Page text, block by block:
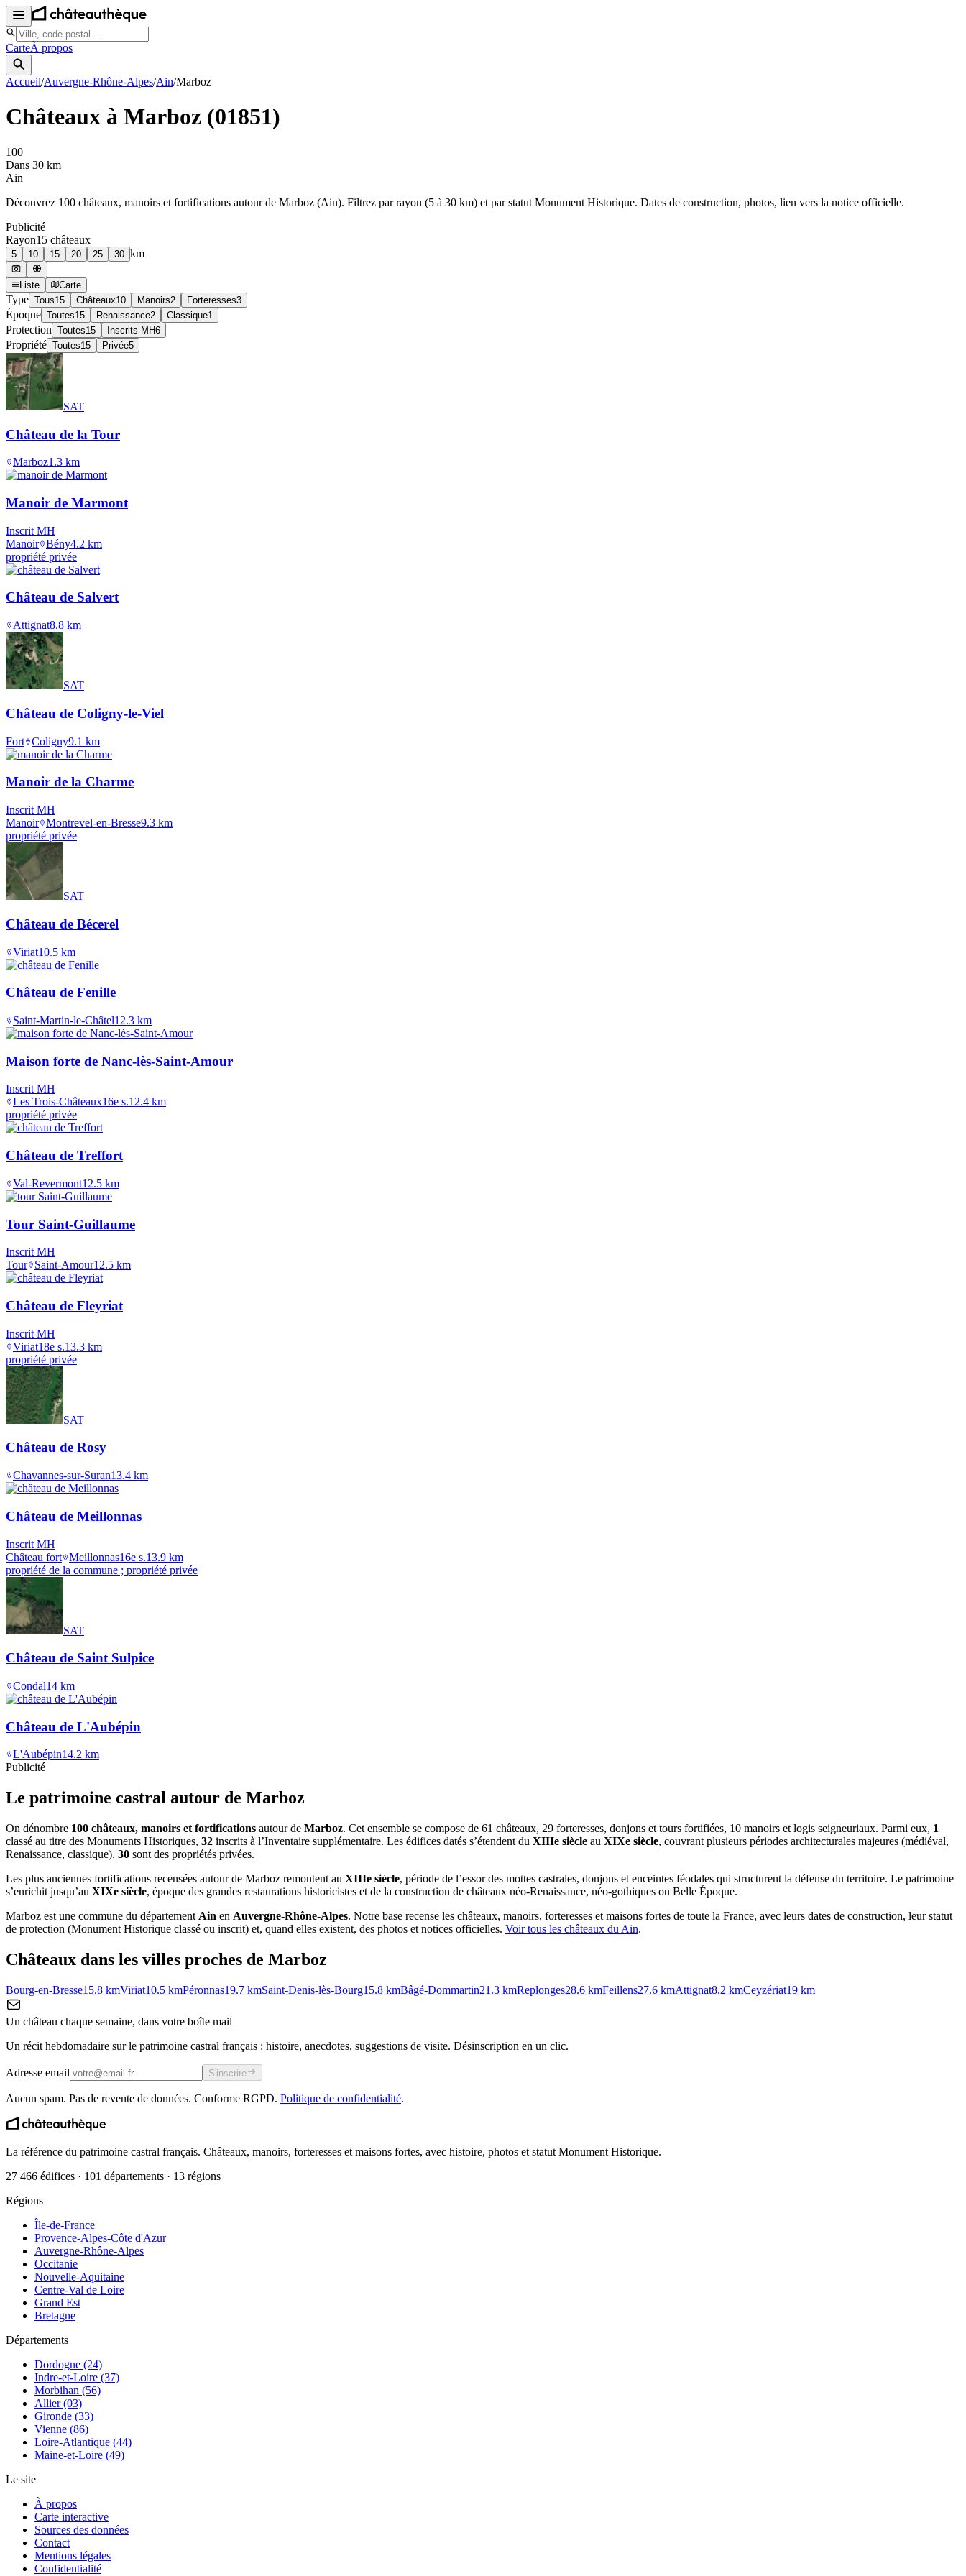
CarteÀ propos
Accueil/Auvergne-Rhône-Alpes/Ain/Marboz
Châteaux à Marboz (01851)
100
Dans 30 km
Ain
Découvrez 100 châteaux, manoirs et fortifications autour de Marboz (Ain). Filtrez par rayon (5 à 30 km) et par statut Monument Historique. Dates de construction, photos, lien vers la notice officielle.
Publicité
Rayon15 châteaux
5 10 15 20 25 30 km
Liste Carte
Type Tous15 Châteaux10 Manoirs2 Forteresses3
Époque Toutes15 Renaissance2 Classique1
Protection Toutes15 Inscrits MH6
Propriété Toutes15 Privée5
SAT
Château de la Tour
Marboz1.3 km
Manoir de Marmont
Inscrit MH
Manoir Bény4.2 km
propriété privée
Château de Salvert
Attignat8.8 km
SAT
Château de Coligny-le-Viel
Fort Coligny9.1 km
Manoir de la Charme
Inscrit MH
Manoir Montrevel-en-Bresse9.3 km
propriété privée
SAT
Château de Bécerel
Viriat10.5 km
Château de Fenille
Saint-Martin-le-Châtel12.3 km
Maison forte de Nanc-lès-Saint-Amour
Inscrit MH
Les Trois-Châteaux16e s.12.4 km
propriété privée
Château de Treffort
Val-Revermont12.5 km
Tour Saint-Guillaume
Inscrit MH
Tour
Saint-Amour12.5 km
Château de Fleyriat
Inscrit MH
Viriat18e s.13.3 km
propriété privée
SAT
Château de Rosy
Chavannes-sur-Suran13.4 km
Château de Meillonnas
Inscrit MH
Château fort Meillonnas16e s.13.9 km
propriété de la commune ; propriété privée
SAT
Château de Saint Sulpice
Condal14 km
Château de L'Aubépin
L'Aubépin14.2 km
Publicité
Le patrimoine castral autour de Marboz
On dénombre 100 châteaux, manoirs et fortifications autour de Marboz. Cet ensemble se compose de 61 châteaux, 29 forteresses, donjons et tours fortifiées, 10 manoirs et logis seigneuriaux. Parmi eux, 1
classé au titre des Monuments Historiques, 32 inscrits à l’Inventaire supplémentaire. Les édifices datés s’étendent du XIIIe siècle au XIXe siècle, couvrant plusieurs périodes architecturales majeures (médiéval,
Renaissance, classique). 30 sont des propriétés privées.
Les plus anciennes fortifications recensées autour de Marboz remontent au XIIIe siècle, période de l’essor des mottes castrales, donjons et enceintes féodales qui structurent la défense du territoire. Le patrimoine
s’enrichit jusqu’au XIXe siècle, époque des grandes restaurations historicistes et de la construction de châteaux néo-Renaissance, néo-gothiques ou Belle Époque.
Marboz est une commune du département Ain en Auvergne-Rhône-Alpes. Notre base recense les châteaux, manoirs, forteresses et maisons fortes de toute la France, avec leurs dates de construction, leur statut
de protection (Monument Historique classé ou inscrit) et, quand elles existent, des photos et notices officielles. Voir tous les châteaux du Ain.
Châteaux dans les villes proches de Marboz
Bourg-en-Bresse15.8 kmViriat10.5 kmPéronnas19.7 kmSaint-Denis-lès-Bourg15.8 kmBâgé-Dommartin21.3 kmReplonges28.6 kmFeillens27.6 kmAttignat8.2 kmCeyzériat19 km
Un château chaque semaine, dans votre boîte mail
Un récit hebdomadaire sur le patrimoine castral français : histoire, anecdotes, suggestions de visite. Désinscription en un clic.
Adresse email S'inscrire
Aucun spam. Pas de revente de données. Conforme RGPD. Politique de confidentialité.
La référence du patrimoine castral français. Châteaux, manoirs, forteresses et maisons fortes, avec histoire, photos et statut Monument Historique.
27 466 édifices · 101 départements · 13 régions
Régions
Île-de-France
Provence-Alpes-Côte d'Azur
Auvergne-Rhône-Alpes
Occitanie
Nouvelle-Aquitaine
Centre-Val de Loire
Grand Est
Bretagne
Départements
Dordogne (24)
Indre-et-Loire (37)
Morbihan (56)
Allier (03)
Gironde (33)
Vienne (86)
Loire-Atlantique (44)
Maine-et-Loire (49)
Le site
À propos
Carte interactive
Sources des données
Contact
Mentions légales
Confidentialité